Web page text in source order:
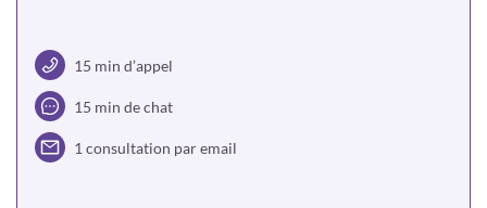
15 min d’appel
15 min de chat
1 consultation par email